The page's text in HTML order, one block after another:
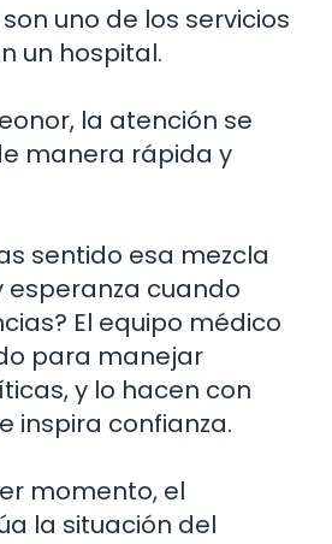
uno de los servicios
un hospital.
la atención se
manera rápida y
sentido esa mezcla
esperanza cuando
El equipo médico
para manejar
y lo hacen con
inspira confianza.
momento, el
la situación del